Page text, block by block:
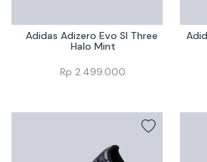
Adidas Adizero Evo Sl Three
Halo Mint
Rp 2.499.000